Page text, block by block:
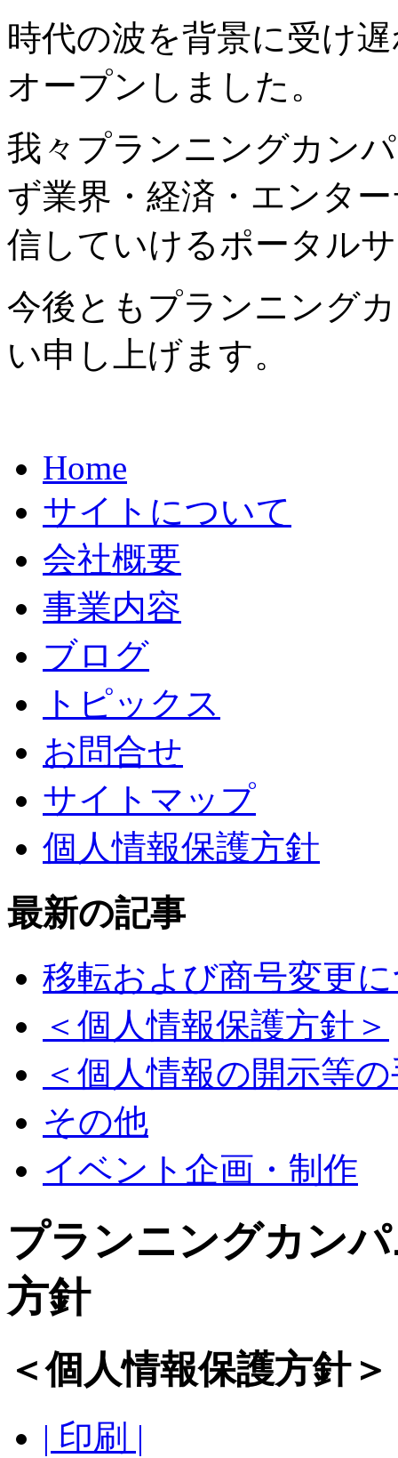
時代の波を背景に受け
オープンしました。
我々プランニングカン
ず業界・経済・エンタ
信していけるポータル
今後ともプランニング
い申し上げます。
Home
サイトについて
会社概要
事業内容
ブログ
トピックス
お問合せ
サイトマップ
個人情報保護方針
最新の記事
移転および商号変更
＜個人情報保護方針＞
＜個人情報の開示等
その他
イベント企画・制作
プランニングカン
方針
＜個人情報保護方針＞
| 印刷 |